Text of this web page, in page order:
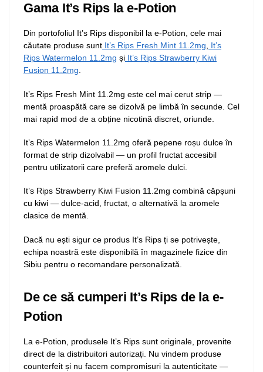
Gama It’s Rips la e-Potion
Din portofoliul It’s Rips disponibil la e-Potion, cele mai
căutate produse sunt It’s Rips Fresh Mint 11.2mg
It’s
Rips Watermelon 11.2mg și It’s Rips Strawberry Kiwi
Fusion 11.2mg
It’s Rips Fresh Mint 11.2mg este cel mai cerut strip —
mentă proaspătă care se dizolvă pe limbă în secunde. Cel
mai rapid mod de a obține nicotină discret, oriunde.
It’s Rips Watermelon 11.2mg oferă pepene roșu dulce în
format de strip dizolvabil — un profil fructat accesibil
pentru utilizatorii care preferă aromele dulci.
It’s Rips Strawberry Kiwi Fusion 11.2mg combină căpșuni
cu kiwi — dulce-acid, fructat, o alternativă la aromele
clasice de mentă.
Dacă nu ești sigur ce produs It’s Rips ți se potrivește,
echipa noastră este disponibilă în magazinele fizice din
Sibiu pentru o recomandare personalizată.
De ce să cumperi It’s Rips de la e-
Potion
La e-Potion, produsele It’s Rips sunt originale, provenite
direct de la distribuitori autorizați. Nu vindem produse
counterfeit și nu facem compromisuri la autenticitate —